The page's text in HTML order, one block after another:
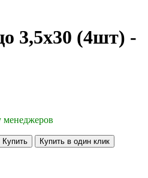
3,5х30 (4шт) -
менеджеров